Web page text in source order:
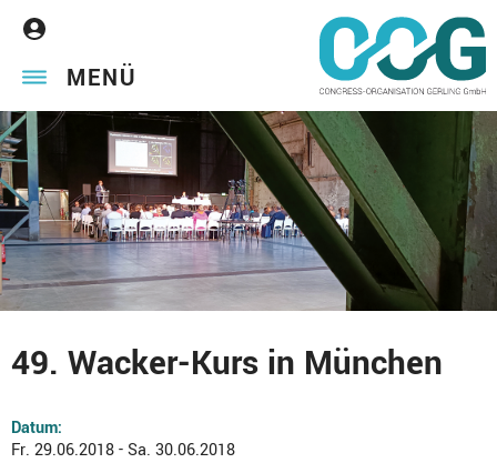
MENÜ
49. Wacker-Kurs in München
Datum:
Fr. 29.06.2018 - Sa. 30.06.2018